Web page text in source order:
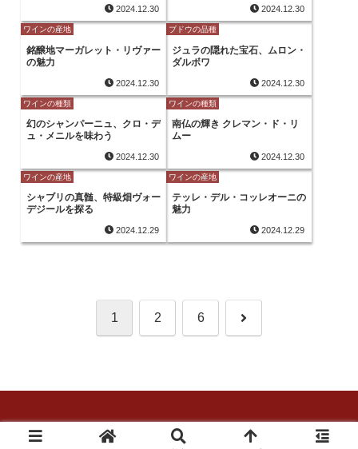
2024.12.30 2024.12.30
ワインの産地
銘醸地マーガレット・リヴァー
の魅力
2024.12.30
ブドウの品種
ジュラの隠れた宝石、ムロン・
ダルボワ
2024.12.30
ワインの種類
幻のシャンパーニュ、クロ・デ
ュ・メニルを味わう
2024.12.30
ワインの種類
南仏の輝き クレマン・ド・リ
ムー
2024.12.30
ワインの産地
シャブリの真髄、特級畑ヴォー
デジールを探る
2024.12.29
ワインの産地
テッレ・デル・コッレオーニの
魅力
2024.12.29
1 2 6 次
© 2024 ワインの教室.